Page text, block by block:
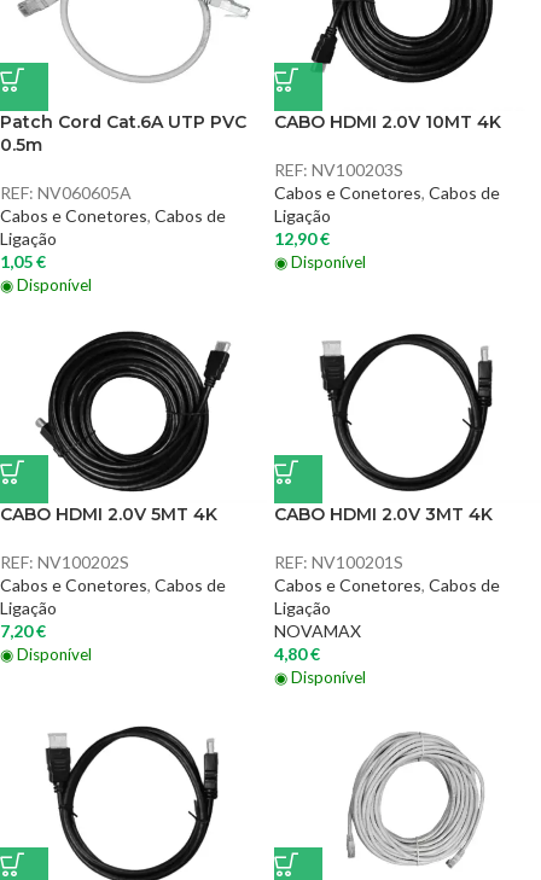
Patch Cord Cat.6A UTP PVC
0.5m
REF: NV060605A
Cabos e Conetores, Cabos de
Ligação
1,05€
◉ Disponível
CABO HDMI 2.0V 10MT 4K
REF: NV100203S
Cabos e Conetores, Cabos de
Ligação
12,90€
◉ Disponível
CABO HDMI 2.0V 5MT 4K
REF: NV100202S
Cabos e Conetores, Cabos de
Ligação
7,20€
◉ Disponível
CABO HDMI 2.0V 3MT 4K
REF: NV100201S
Cabos e Conetores, Cabos de
Ligação
NOVAMAX
4,80€
◉ Disponível